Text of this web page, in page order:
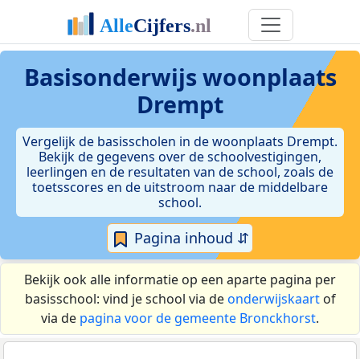
Basisonderwijs woonplaats
Drempt
Vergelijk de basisscholen in de woonplaats Drempt.
Bekijk de gegevens over de schoolvestigingen,
leerlingen en de resultaten van de school, zoals de
toetsscores en de uitstroom naar de middelbare
school.
Pagina inhoud ⇵
Bekijk ook alle informatie op een aparte pagina per
basisschool: vind je school via deonderwijskaartof
via de pagina voor de gemeente Bronckhorst.